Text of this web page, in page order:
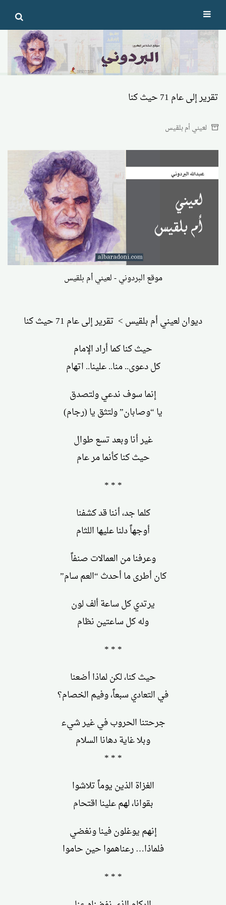
Skip
to
content
تقرير إلى عام 71 حيث كنا
لعيني أم بلقيس
موقع البردوني - لعيني أم بلقيس
ديوان لعيني أم بلقيس > تقرير إلى عام 71 حيث كنا
حيث كنا كما أراد الإمام
كل دعوى.. منا.. علينا.. اتهام
إنما سوف ندعي ولتصدق
يا “وصابان” ولتثق يا (رجام)
غير أنا وبعد تسع طوال
حيث كنا كأنما مر عام
* * *
كلما جد، أننا قد كشفنا
أوجهاً دلنا عليها اللثام
وعرفنا من العمالات صنفاً
كان أطرى ما أحدث “العم سام”
يرتدي كل ساعة ألف لون
وله كل ساعتين نظام
* * *
حيث كنا، لكن لماذا أضعنا
في التعادي سبعاً، وفيم الخصام؟
جرحتنا الحروب في غير شيء
وبلا غاية دهانا السلام
* * *
الغزاة الذين يوماً تلاشوا
بقوانا، لهم علينا اقتحام
إنهم يوغلون فينا ونغضي
فلماذا… رعناهموا حين حاموا
* * *